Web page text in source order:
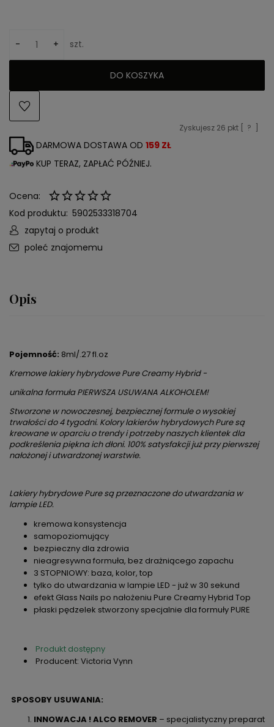
- + szt.
DO KOSZYKA
Zyskujesz 26 pkt [ ?
DARMOWA DOSTAWA OD 159 ZŁ
KUP TERAZ, ZAPŁAĆ PÓŹNIEJ.
Ocena:
Kod produktu: 5902533318704
zapytaj o produkt
poleć znajomemu
Opis
Pojemność: 8ml/.27 fl.oz
Kremowe lakiery hybrydowe Pure Creamy Hybrid -
unikalna formuła PIERWSZA USUWANA ALKOHOLEM!
Stworzone w nowoczesnej, bezpiecznej formule o wysokiej
trwałości do 4 tygodni. Kolory lakierów hybrydowych Pure są
kreowane w oparciu o trendy i potrzeby naszych klientek dla
podkreślenia piękna ich dłoni. 100% satysfakcji już przy pierwszej
nałożonej i utwardzonej warstwie.
Lakiery hybrydowe Pure są przeznaczone do utwardzania w
lampie LED.
kremowa konsystencja
samopoziomujący
bezpieczny dla zdrowia
nieagresywna formuła, bez drażniącego zapachu
3 STOPNIOWY: baza, kolor, top
tylko do utwardzania w lampie LED - już w 30 sekund
efekt Glass Nails po nałożeniu Pure Creamy Hybrid Top
płaski pędzelek stworzony specjalnie dla formuły PURE
Produkt dostępny
Producent: Victoria Vynn
SPOSOBY USUWANIA:
INNOWACJA ! ALCO REMOVER – specjalistyczny preparat